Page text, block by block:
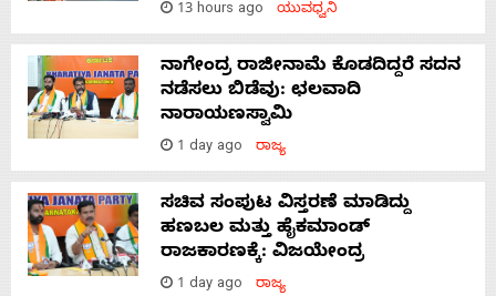
13 hours ago ಯುವಧ್ವನಿ
ನಾಗೇಂದ್ರ ರಾಜೀನಾಮೆ ಕೊಡದಿದ್ದರೆ ಸದನ
ನಡೆಸಲು ಬಿಡೆವು: ಛಲವಾದಿ
ನಾರಾಯಣಸ್ವಾಮಿ
1 day ago ರಾಜ್ಯ
ಸಚಿವ ಸಂಪುಟ ವಿಸ್ತರಣೆ ಮಾಡಿದ್ದು
ಹಣಬಲ ಮತ್ತು ಹೈಕಮಾಂಡ್
ರಾಜಕಾರಣಕ್ಕೆ: ವಿಜಯೇಂದ್ರ
1 day ago ರಾಜ್ಯ